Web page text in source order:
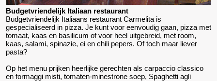
Budgetvriendelijk Italiaan restaurant
Budgetvriendelijk Italiaans restaurant Carmelita is
gespecialiseerd in pizza. Je kunt voor eenvoudig gaan, pizza met
tomaat, kaas en basilicum of voor heel uitgebreid, met room,
kaas, salami, spinazie, ei en chili pepers. Of toch maar liever
pasta?
Op het menu prijken heerlijke gerechten als carpaccio classico
en formaggi misti, tomaten-minestrone soep, Spaghetti agli